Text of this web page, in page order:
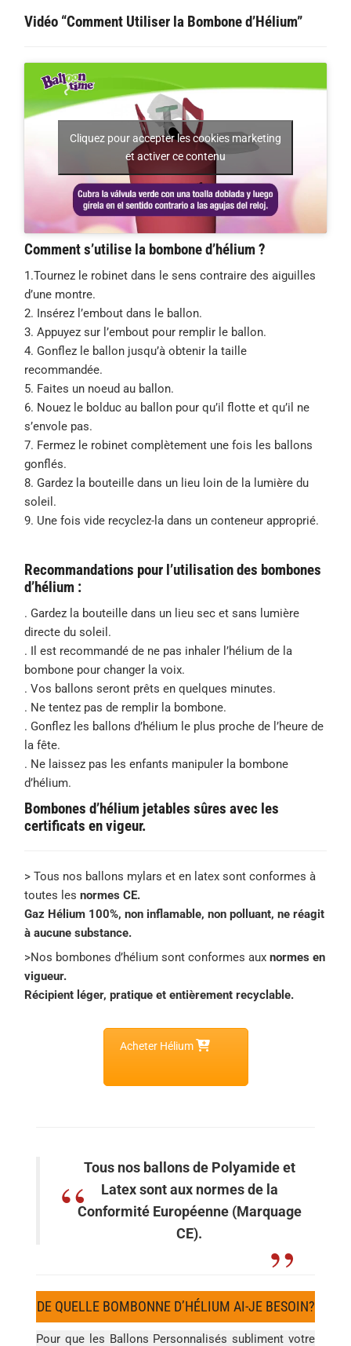
Vidéo “Comment Utiliser la Bombone d’Hélium”
Cliquez pour accepter les cookies marketing
et activer ce contenu
Comment s’utilise la bombone d’hélium ?
1.Tournez le robinet dans le sens contraire des aiguilles
d’une montre.
2. Insérez l’embout dans le ballon.
3. Appuyez sur l’embout pour remplir le ballon.
4. Gonflez le ballon jusqu’à obtenir la taille
recommandée.
5. Faites un noeud au ballon.
6. Nouez le bolduc au ballon pour qu’il flotte et qu’il ne
s’envole pas.
7. Fermez le robinet complètement une fois les ballons
gonflés.
8. Gardez la bouteille dans un lieu loin de la lumière du
soleil.
9. Une fois vide recyclez-la dans un conteneur approprié.
Recommandations pour l’utilisation des bombones
d’hélium :
. Gardez la bouteille dans un lieu sec et sans lumière
directe du soleil.
. Il est recommandé de ne pas inhaler l’hélium de la
bombone pour changer la voix.
. Vos ballons seront prêts en quelques minutes.
. Ne tentez pas de remplir la bombone.
. Gonflez les ballons d’hélium le plus proche de l’heure de
la fête.
. Ne laissez pas les enfants manipuler la bombone
d’hélium.
Bombones d’hélium jetables sûres avec les
certificats en vigeur.
> Tous nos ballons mylars et en latex sont conformes à
toutes les normes CE.
Gaz Hélium 100%, non inflamable, non polluant, ne réagit
à aucune substance.
>Nos bombones d’hélium sont conformes aux normes en
vigueur.
Récipient léger, pratique et entièrement recyclable.
Acheter Hélium
Tous nos ballons de Polyamide et
Latex sont aux normes de la
Conformité Européenne (Marquage
CE).
DE QUELLE BOMBONNE D’HÉLIUM AI-JE BESOIN?
Pour que les Ballons Personnalisés subliment votre